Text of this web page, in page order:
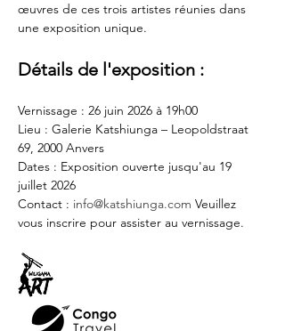
œuvres de ces trois artistes réunies dans
une exposition unique.
Détails de l'exposition :
Vernissage : 26 juin 2026 à 19h00
Lieu : Galerie Katshiunga – Leopoldstraat
69, 2000 Anvers
Dates : Exposition ouverte jusqu'au 19
juillet 2026
Contact : info@katshiunga.com Veuillez
vous inscrire pour assister au vernissage.